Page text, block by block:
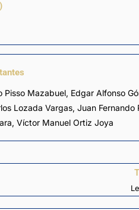
Pisso Mazabuel, Edgar Alfonso
Lozada Vargas, Juan Fernando
, Víctor Manuel Ortiz Joya